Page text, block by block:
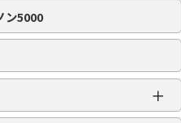
［ダイヤ］
［金］
［スロット対象機種アリ］
ン5000
＋